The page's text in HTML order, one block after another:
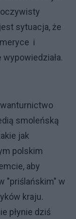
sytuacja, że
i
smoleńską
jak
polskim
aby
"priślańskim" w
kraju.
płynie dziś